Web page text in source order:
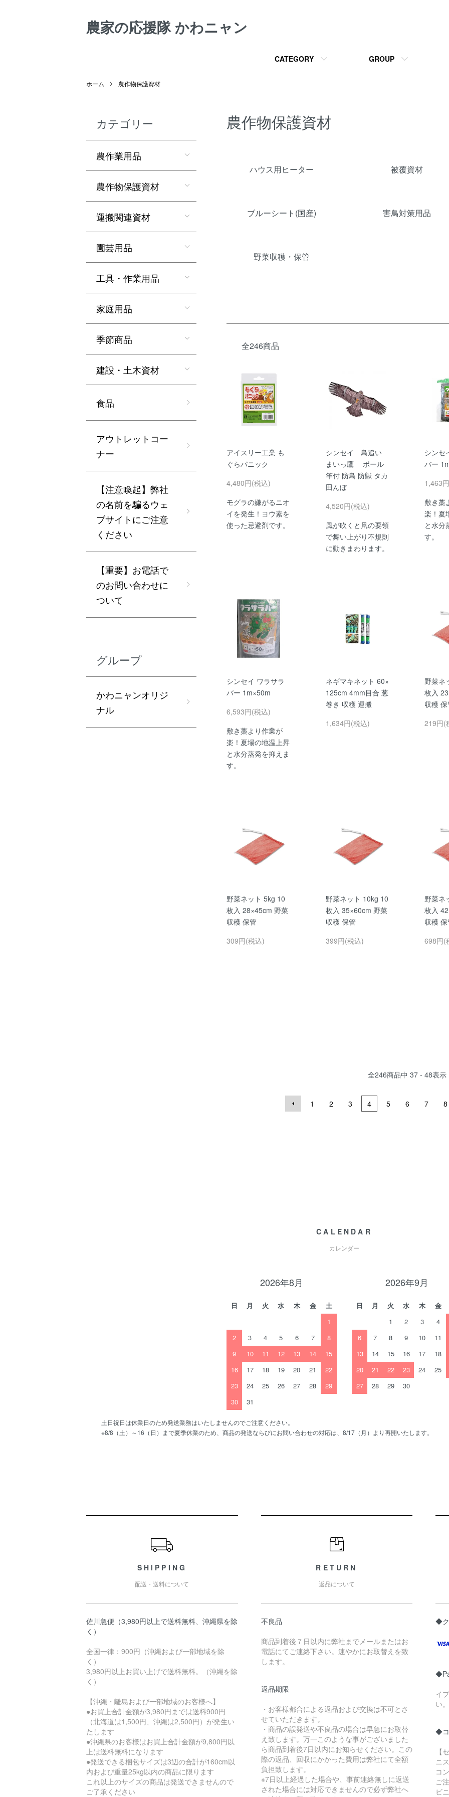
農家の応援隊 かわニャン
CATEGORY GROUP
ホーム 農作物保護資材
農作物保護資材
ハウス用ヒーター
被覆資材
ブルーシート(国産) 害鳥対策用品
野菜収穫・保管
全246商品
アイスリー工業 も
ぐらパニック
4,480円(税込)
モグラの嫌がるニオ
イを発生！ヨウ素を
使った忌避剤です。
シンセイ 鳥追い
まいっ鷹 ポール
竿付 防鳥 防獣 タカ
田んぼ
4,520円(税込)
風が吹くと凧の要領
で舞い上がり不規則
に動きまわります。
シンセ
バー
1,463
敷き藁
楽！夏
と水分
す。
シンセイ ワラサラ
バー 1m×50m
6,593円(税込)
敷き藁より作業が
楽！夏場の地温上昇
と水分蒸発を抑えま
す。
ネギマキネット 60×
125cm 4mm目合 葱
巻き 収穫 運搬
1,634円(税込)
野菜ネ
枚入
収穫 保
219円(
野菜ネット 5kg 10
枚入 28×45cm 野菜
収穫 保管
309円(税込)
野菜ネット 10kg 10
枚入 35×60cm 野菜
収穫 保管
399円(税込)
野菜ネ
枚入
収穫 保
698円(
全246商品中 37 - 48表示
1 2 3 4 5 6 7 8
カテゴリー
農作業用品
農作物保護資材
運搬関連資材
園芸用品
工具・作業用品
家庭用品
季節商品
建設・土木資材
食品
アウトレットコー
ナー
【注意喚起】弊社
の名前を騙るウェ
ブサイトにご注意
ください
【重要】お電話で
のお問い合わせに
ついて
グループ
かわニャンオリジ
ナル
CALENDAR
カレンダー
2026年8月
日 月 火 水 木 金
土
1
2
3 4 5 6 7
8
9
10 11 12 13 14
15
16
17 18 19 20 21
22
23
24 25 26 27 28
29
30
31
2026年9月
日 月 火 水 木 金
1
2 3 4
6
7 8 9 10 11
13
14 15 16 17 18
20
21 22 23 24 25
27
28 29 30
土日祝日は休業日のため発送業務はいたしませんのでご注意ください。
※8/8（土）～16（日）まで夏季休業のため、商品の発送ならびにお問い合わせの対応は、8/17（月）より再開いたします。
SHIPPING
配送・送料について
佐川急便（3,980円以上で送料無料、沖縄県を除
く）
全国一律：900円（沖縄および一部地域を除
く）
3,980円以上お買い上げで送料無料。（沖縄を除
く）
【沖縄・離島および一部地域のお客様へ】
●お買上合計金額が3,980円までは送料900円
（北海道は1,500円、沖縄は2,500円）が発生い
たします
●沖縄県のお客様はお買上合計金額が9,800円以
上は送料無料になります
●発送できる梱包サイズは3辺の合計が160cm以
内および重量25kg以内の商品に限ります
これ以上のサイズの商品は発送できませんので
ご了承ください
RETURN
返品について
不良品
商品到着後７日以内に弊社までメールまたはお
電話にてご連絡下さい。速やかにお取替えを致
します。
返品期限
・お客様都合による返品および交換は不可とさ
せていただきます。
・商品の誤発送や不良品の場合は早急にお取替
え致します。万一このような事がございました
ら商品到着後7日以内にお知らせください。この
際の返品、回収にかかった費用は弊社にて全額
負担致します。
※7日以上経過した場合や、事前連絡無しに返送
された場合には対応できませんので必ず弊社へ
◆ク
イ
い。
◆コ
【
ニ
コ
ご
ビ